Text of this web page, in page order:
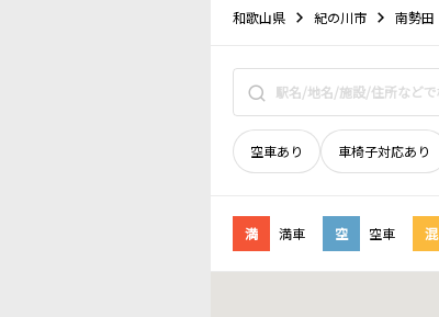
和歌山県 紀の川市 南勢田
空車あり 車椅子対応あり
満 満車 空 空車 混